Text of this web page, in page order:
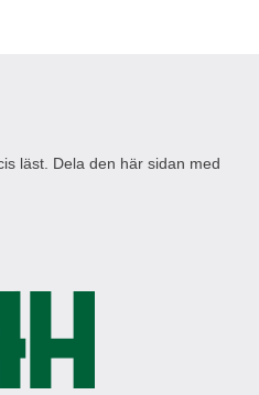
läst. Dela den här sidan med